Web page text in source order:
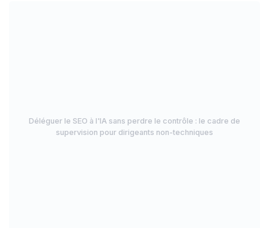
Déléguer le SEO à l'IA sans perdre le contrôle : le cadre de
supervision pour dirigeants non-techniques